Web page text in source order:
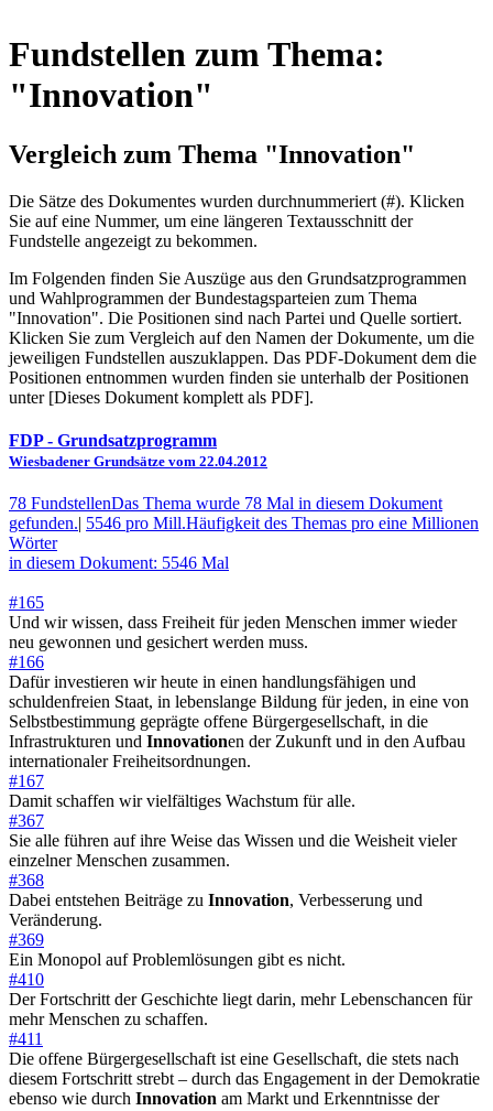
Fundstellen zum Thema:
"Innovation"
Vergleich zum Thema "Innovation"
Die Sätze des Dokum­entes wurden durch­nummeriert (#). Klicken
Sie auf eine Nummer, um eine längeren Textausschnitt der
Fundstelle angezeigt zu bekommen.
Im Folgenden finden Sie Auszüge aus den Grundsatz­program­men
und Wahl­program­men der Bundes­tags­parteien zum Thema
"Innovation". Die Posi­tionen sind nach Partei und Quelle sortiert.
Klicken Sie zum Vergleich auf den Namen der Dokumente, um die
jeweiligen Fundstellen aus­zu­klappen. Das PDF-Dokument dem die
Posi­tionen entnommen wurden finden sie unterhalb der Positionen
unter [Dieses Dokument komplett als PDF].
FDP- Grundsatzprogramm
Wiesbadener Grundsätze vom 22.04.2012
78 FundstellenDas Thema wurde 78 Mal in diesem Dokument
gefunden.| 5546 pro Mill.Häufigkeit des Themas pro eine Millionen
Wörter
in diesem Dokument: 5546 Mal
#165
Und wir wissen, dass Freiheit für jeden Menschen immer wieder
neu gewonnen und gesichert werden muss.
#166
Dafür investieren wir heute in einen handlungsfähigen und
schuldenfreien Staat, in lebenslange Bildung für jeden, in eine von
Selbstbestimmung geprägte offene Bürgergesellschaft, in die
Infrastrukturen und Innovationen der Zukunft und in den Aufbau
internationaler Freiheitsordnungen.
#167
Damit schaffen wir vielfältiges Wachstum für alle.
#367
Sie alle führen auf ihre Weise das Wissen und die Weisheit vieler
einzelner Menschen zusammen.
#368
Dabei entstehen Beiträge zu Innovation, Verbesserung und
Veränderung.
#369
Ein Monopol auf Problemlösungen gibt es nicht.
#410
Der Fortschritt der Geschichte liegt darin, mehr Lebenschancen für
mehr Menschen zu schaffen.
#411
Die offene Bürgergesellschaft ist eine Gesellschaft, die stets nach
diesem Fortschritt strebt – durch das Engagement in der Demokratie
ebenso wie durch Innovation am Markt und Erkenntnisse der